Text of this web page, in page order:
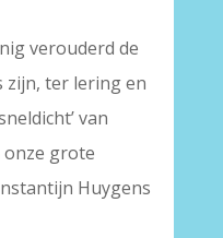
verouderd de
zijn, ter lering en
van
grote
Huygens